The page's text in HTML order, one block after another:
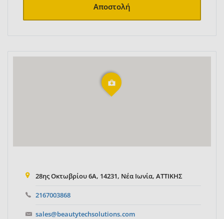
Αποστολή
28ης Οκτωβρίου 6Α, 14231, Νέα Ιωνία, ΑΤΤΙΚΗΣ
2167003868
sales@beautytechsolutions.com